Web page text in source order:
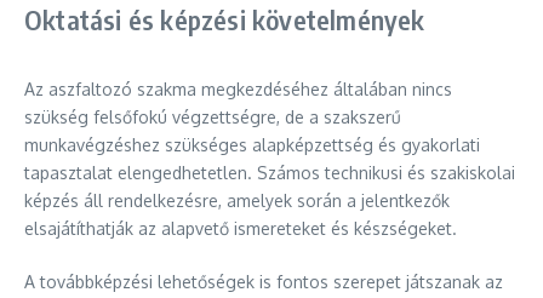
Oktatási és képzési követelmények
Az aszfaltozó szakma megkezdéséhez általában nincs
szükség felsőfokú végzettségre, de a szakszerű
munkavégzéshez szükséges alapképzettség és gyakorlati
tapasztalat elengedhetetlen. Számos technikusi és szakiskolai
képzés áll rendelkezésre, amelyek során a jelentkezők
elsajátíthatják az alapvető ismereteket és készségeket.
A továbbképzési lehetőségek is fontos szerepet játszanak az